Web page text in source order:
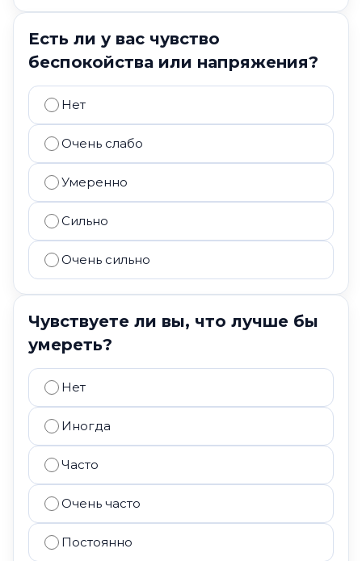
Есть ли у вас чувство
беспокойства или напряжения?
Нет
Очень слабо
Умеренно
Сильно
Очень сильно
Чувствуете ли вы, что лучше бы
умереть?
Нет
Иногда
Часто
Очень часто
Постоянно